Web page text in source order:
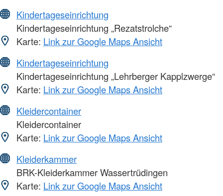
Kindertageseinrichtung
Kindertageseinrichtung „Rezatstrolche“
Karte: Link zur Google Maps Ansicht
Kindertageseinrichtung
Kindertageseinrichtung „Lehrberger Kapplzwerge“
Karte: Link zur Google Maps Ansicht
Kleidercontainer
Kleidercontainer
Karte: Link zur Google Maps Ansicht
Kleiderkammer
BRK-Kleiderkammer Wassertrüdingen
Karte: Link zur Google Maps Ansicht